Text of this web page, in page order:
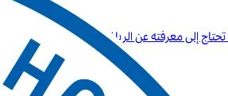
إلى معرفته عن الرياضة الأولى في الولايات